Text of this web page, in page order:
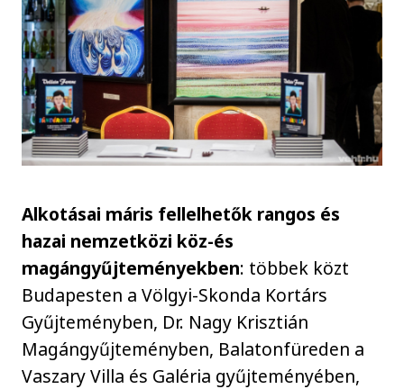
Alkotásai máris fellelhetők rangos és
hazai nemzetközi köz-és
magángyűjteményekben: többek közt
Budapesten a Völgyi-Skonda Kortárs
Gyűjteményben, Dr. Nagy Krisztián
Magángyűjteményben, Balatonfüreden a
Vaszary Villa és Galéria gyűjteményében,